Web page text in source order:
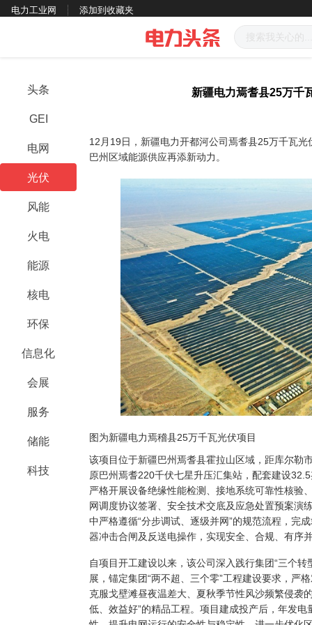
电力工业网 添加到收藏夹
头条
GEI
电网
光伏
风能
火电
能源
核电
环保
信息化
会展
服务
储能
科技
新疆电力焉耆县25万千
12月19日，新疆电力开都河公司焉耆县25万千瓦
巴州区域能源供应再添新动力。
图为新疆电力焉稽县25万千瓦光伏项目
该项目位于新疆巴州焉耆县霍拉山区域，距库尔勒
原巴州焉耆220千伏七星升压汇集站，配套建设
严格开展设备绝缘性能检测、接地系统可靠性核验
网调度协议签署、安全技术交底及应急处置预案演
中严格遵循“分步调试、逐级并网”的规范流程，完
器冲击合闸及反送电操作，实现安全、合规、有序
自项目开工建设以来，该公司深入践行集团“三个
展，锚定集团“两不超、三个零”工程建设要求，严
克服戈壁滩昼夜温差大、夏秋季节性风沙频繁侵袭
低、效益好”的精品工程。项目建成投产后，年发